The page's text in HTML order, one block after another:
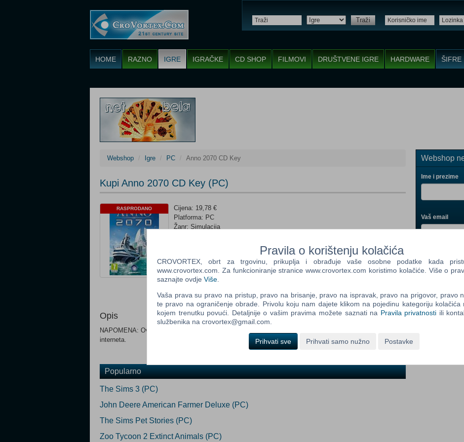
Traži
HOME RAZNO IGRE IGRAČKE CD SHOP FILMOVI DRUŠTVENE IGRE HARDWARE ŠIFRE
Webshop Igre PC Anno 2070 CD Key
Kupi Anno 2070 CD Key (PC)
RASPRODANO
Cijena: 19,78 €
Platforma: PC
Žanr: Simulacija
Obavijesti me kada proizvod postane dostupan:
Email
Opis
NAPOMENA: Ovo je aktivacijski ključ za igru Anno 2070...instalacijski DVD posudite ili igru skinite sa
interneta.
Popularno
The Sims 3 (PC)
John Deere American Farmer Deluxe (PC)
The Sims Pet Stories (PC)
Zoo Tycoon 2 Extinct Animals (PC)
Webshop
Ime i prezime
Vaš email
Control
Field
Prijavi me
Pravila o korištenju kolačića
CROVORTEX, obrt za trgovinu, prikuplja i obrađuje vaše osobne podatke kada
www.crovortex.com. Za funkcioniranje stranice www.crovortex.com koristimo kolačiće. Više o
saznajte ovdje Više
Vaša prava su pravo na pristup, pravo na brisanje, pravo na ispravak, pravo na prigovor, pravo
te pravo na ograničenje obrade. Privolu koju nam dajete klikom na pojedinu kategoriju kolačića
kojem trenutku povući. Detaljnije o vašim pravima možete saznati na Pravila privatnosti ili
službenika na crovortex@gmail.com.
Prihvati sve Prihvati samo nužno Postavke